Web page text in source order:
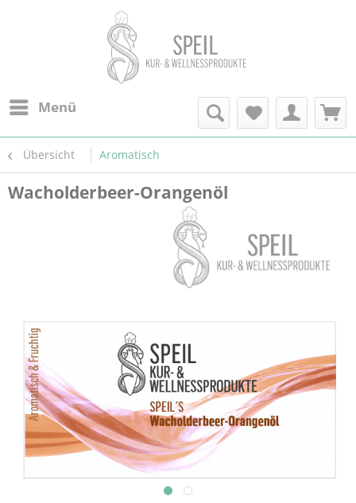
Menü
Übersicht Aromatisch
Wacholderbeer-Orangenöl